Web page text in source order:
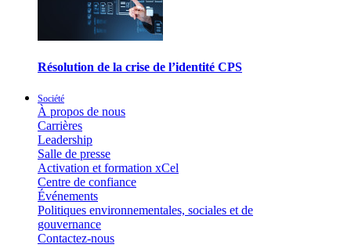
Résolution de la crise de l’identité CPS
Société
À propos de nous
Carrières
Leadership
Salle de presse
Activation et formation xCel
Centre de confiance
Événements
Politiques environnementales, sociales et de
gouvernance
Contactez-nous